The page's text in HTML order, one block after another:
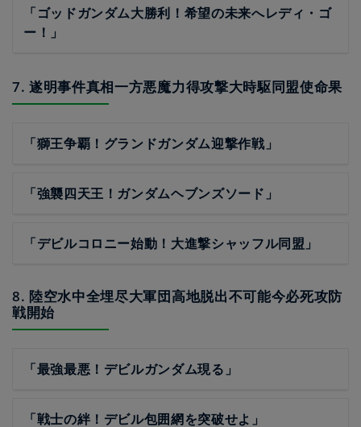
「ゴッドガンダム大勝利！希望の未来へレディ・ゴ
ー！」
7. 遂明事件真相一方悪魔力得攻撃大時駆同盟使命果
「獅王争覇！グランドガンダム迎撃作戦」
「強襲四天王！ガンダムヘブンズソード」
「デビルコロニー始動！大進撃シャッフル同盟」
8. 陸空水中全埋尽大軍団高地脱出不可能今必死攻防
戦開始
「最強最悪！デビルガンダム現る」
「戦士の絆！デビル包囲網を突破せよ」